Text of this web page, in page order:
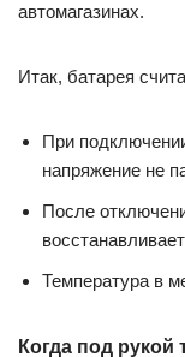
автомагазинах.
Итак, батарея
При
напряжение не
После
Температура в
Когда под рукой